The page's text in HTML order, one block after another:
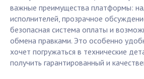
важные преимущества платформы:
исполнителей, прозрачное
безопасная система оплаты и
обмена правками. Это особенно
хочет погружаться в технические
получить гарантированный и